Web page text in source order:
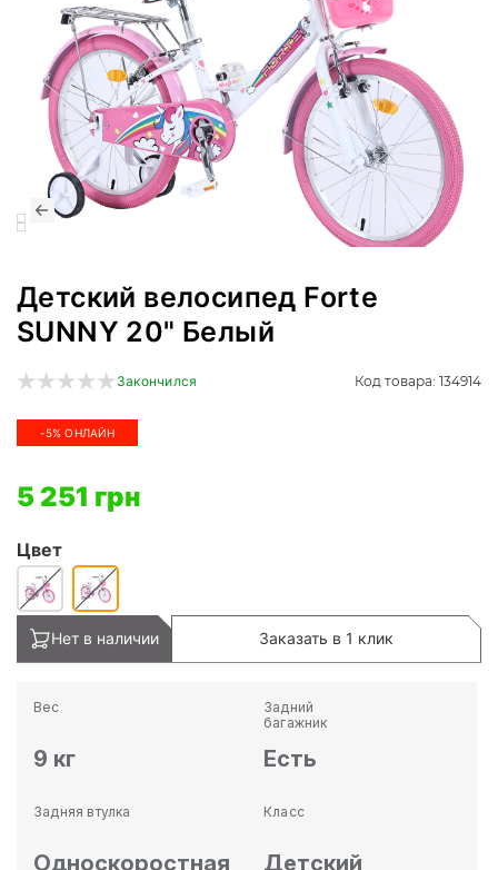
Детский велосипед Forte
SUNNY 20" Белый
Закончился Код товара: 134914
-5% ОНЛАЙН
5 251 грн
Цвет
Нет в наличии Заказать в 1 клик
Вес
9 кг
Задний
багажник
Есть
Задняя втулка
Односкоростная
Класс
Детский